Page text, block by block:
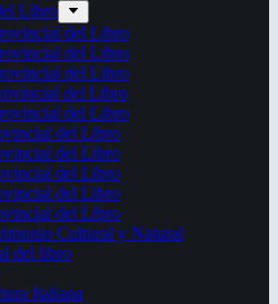
Libro
del Libro
del Libro
del Libro
del Libro
del Libro
del Libro
del Libro
del Libro
del Libro
del Libro
Cultural y Natural
del libro
Italiana